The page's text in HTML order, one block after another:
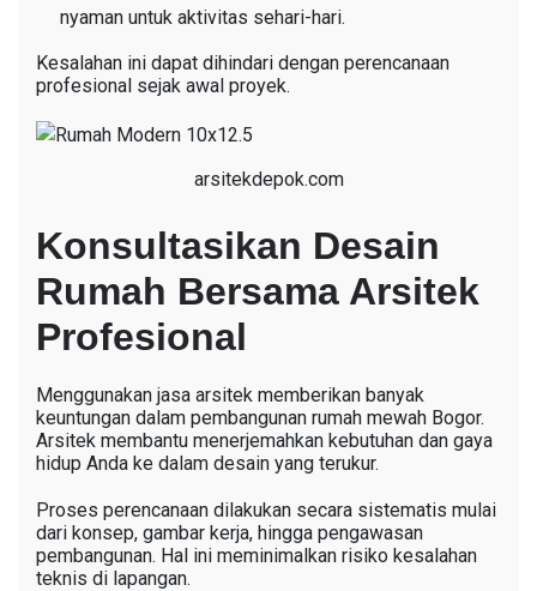
nyaman untuk aktivitas sehari-hari.
Kesalahan ini dapat dihindari dengan perencanaan
profesional sejak awal proyek.
arsitekdepok.com
Konsultasikan Desain
Rumah Bersama Arsitek
Profesional
Menggunakan jasa arsitek memberikan banyak
keuntungan dalam pembangunan rumah mewah Bogor.
Arsitek membantu menerjemahkan kebutuhan dan gaya
hidup Anda ke dalam desain yang terukur.
Proses perencanaan dilakukan secara sistematis mulai
dari konsep, gambar kerja, hingga pengawasan
pembangunan. Hal ini meminimalkan risiko kesalahan
teknis di lapangan.